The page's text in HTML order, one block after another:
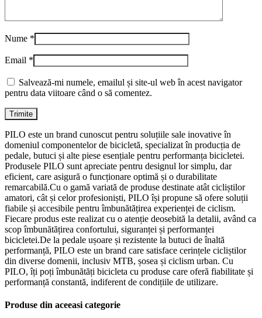
Nume *
Email *
Salvează-mi numele, emailul și site-ul web în acest navigator
pentru data viitoare când o să comentez.
PILO este un brand cunoscut pentru soluțiile sale inovative în
domeniul componentelor de bicicletă, specializat în producția de
pedale, butuci și alte piese esențiale pentru performanța bicicletei.
Produsele PILO sunt apreciate pentru designul lor simplu, dar
eficient, care asigură o funcționare optimă și o durabilitate
remarcabilă.Cu o gamă variată de produse destinate atât cicliștilor
amatori, cât și celor profesioniști, PILO își propune să ofere soluții
fiabile și accesibile pentru îmbunătățirea experienței de ciclism.
Fiecare produs este realizat cu o atenție deosebită la detalii, având ca
scop îmbunătățirea confortului, siguranței și performanței
bicicletei.De la pedale ușoare și rezistente la butuci de înaltă
performanță, PILO este un brand care satisface cerințele cicliștilor
din diverse domenii, inclusiv MTB, șosea și ciclism urban. Cu
PILO, îți poți îmbunătăți bicicleta cu produse care oferă fiabilitate și
performanță constantă, indiferent de condițiile de utilizare.
Produse din aceeasi categorie